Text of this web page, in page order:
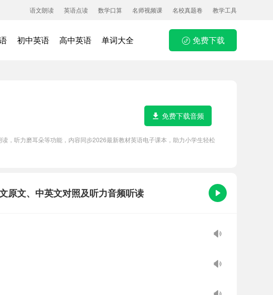
语文朗读 英语点读 数学口算 名师视频课 名校真题卷 教学工具
初中英语 高中英语 单词大全 免费下载
，听力磨耳朵等功能，内容同步2026最新教材英语电子课本，助力小学生轻松
免费下载音频
文、中英文对照及听力音频听读